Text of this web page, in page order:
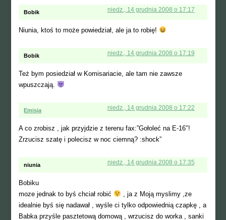
Bobik niedz., 14 grudnia 2008 o 17:17
Niunia, ktoś to może powiedział, ale ja to robię!
Bobik niedz., 14 grudnia 2008 o 17:19
Też bym posiedział w Komisariacie, ale tam nie zawsze
wpuszczają.
Emisia niedz., 14 grudnia 2008 o 17:22
A co zrobisz , jak przyjdzie z terenu fax:”Gołoleć na E-16″!
Zrzucisz szatę i polecisz w noc ciemną? :shock”
niunia niedz., 14 grudnia 2008 o 17:35
Bobiku
moze jednak to byś chciał robić
, ja z Moją myslimy ,ze
idealnie byś się nadawał , wyśle ci tylko odpowiednią czapkę , a
Babka przyśle pasztetową domową , wrzucisz do worka , sanki